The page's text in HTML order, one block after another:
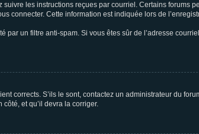
les instructions reçues par courriel. Certains forums
connecter. Cette information est indiquée lors de
un filtre anti-spam. Si vous êtes sûr de l’adresse
corrects. S’ils le sont, contactez un administrateur du
et qu’il devra la corriger.